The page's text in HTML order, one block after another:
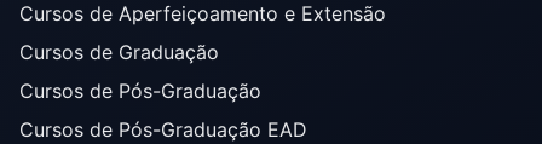
Cursos de Aperfeiçoamento e Extensão
Cursos de Graduação
Cursos de Pós-Graduação
Cursos de Pós-Graduação EAD